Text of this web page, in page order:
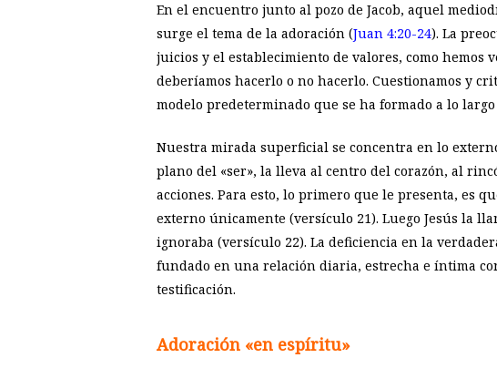
En el encuentro junto al pozo de Jacob, aquel
surge el tema de la adoración (Juan 4:20-24). La
juicios y el establecimiento de valores, como hemos
deberíamos hacerlo o no hacerlo. Cuestionamos y
modelo predeterminado que se ha formado a lo
Nuestra mirada superficial se concentra en lo
plano del «ser», la lleva al centro del corazón, al
acciones. Para esto, lo primero que le presenta, es
externo únicamente (versículo 21). Luego Jesús la
ignoraba (versículo 22). La deficiencia en la
fundado en una relación diaria, estrecha e íntima
testificación.
Adoración «en espíritu»